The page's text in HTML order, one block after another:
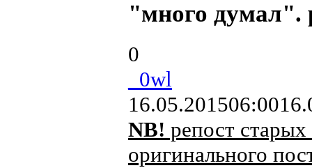
"много думал".
0
_0wl
16.05.201506:00
NB! репост старых
оригинального